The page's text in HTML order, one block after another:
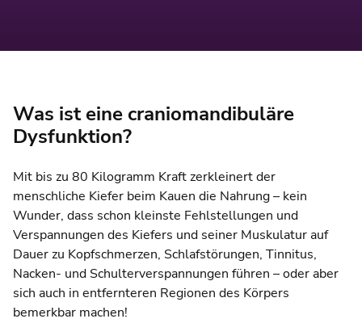
Was ist eine craniomandibuläre
Dysfunktion?
Mit bis zu 80 Kilogramm Kraft zerkleinert der
menschliche Kiefer beim Kauen die Nahrung – kein
Wunder, dass schon kleinste Fehlstellungen und
Verspannungen des Kiefers und seiner Muskulatur auf
Dauer zu Kopfschmerzen, Schlafstörungen, Tinnitus,
Nacken- und Schulterverspannungen führen – oder aber
sich auch in entfernteren Regionen des Körpers
bemerkbar machen!